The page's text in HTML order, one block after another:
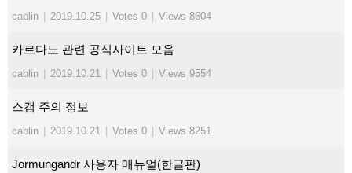
cablin 2019.10.25 Votes 0 Views 8604
카르다노 관련 공식사이트 모음
cablin 2019.10.21 Votes 0 Views 9554
스캠 주의 정보
cablin 2019.10.21 Votes 0 Views 8251
Jormungandr 사용자 매뉴얼(한글판)